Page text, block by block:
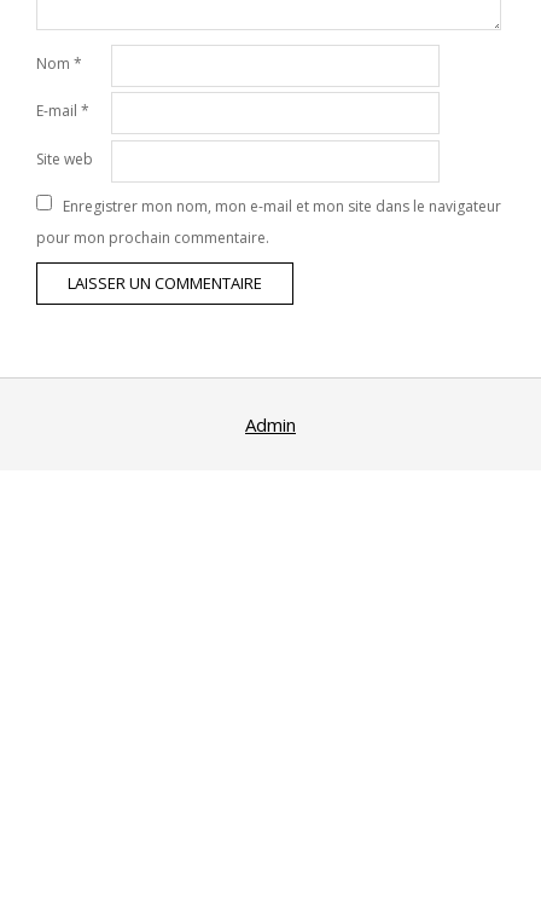
Nom *
E-mail *
Site web
Enregistrer mon nom, mon e-mail et mon site dans le navigateur
pour mon prochain commentaire.
Admin